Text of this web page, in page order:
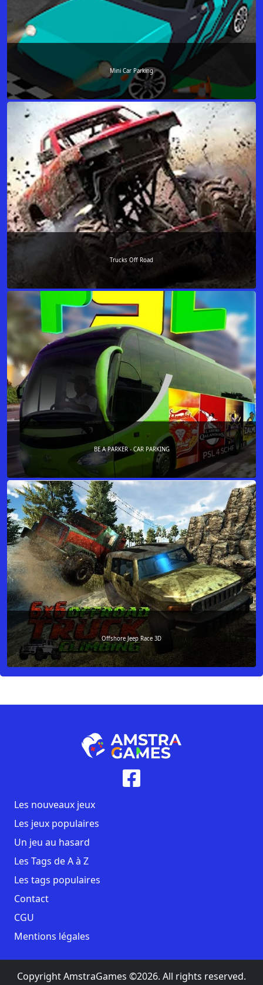
Mini Car Parking
Trucks Off Road
BE A PARKER - CAR PARKING
Offshore Jeep Race 3D
Les nouveaux jeux
Les jeux populaires
Un jeu au hasard
Les Tags de A à Z
Les tags populaires
Contact
CGU
Mentions légales
Copyright AmstraGames ©2026. All rights reserved.